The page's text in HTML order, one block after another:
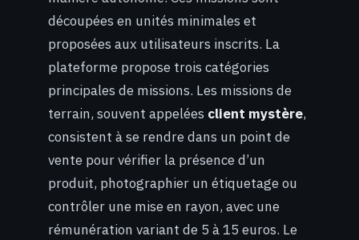
découpées en unités minimales et
proposées aux utilisateurs inscrits. La
plateforme propose trois catégories
principales de missions. Les missions de
terrain, souvent appelées client mystère,
consistent à se rendre dans un point de
vente pour vérifier la présence d’un
produit, photographier un étiquetage ou
contrôler une mise en rayon, avec une
rémunération variant de 5 à 15 euros. Le